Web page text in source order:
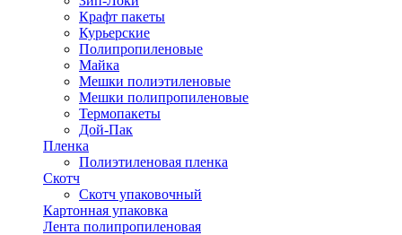
Крафт пакеты
Курьерские
Полипропиленовые
Майка
Мешки полиэтиленовые
Мешки полипропиленовые
Термопакеты
Дой-Пак
Пленка
Полиэтиленовая пленка
Скотч
Скотч упаковочный
Картонная упаковка
Лента полипропиленовая